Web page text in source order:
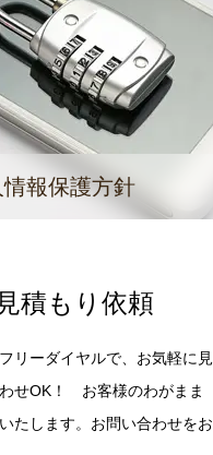
報保護方針
積もり依頼
リーダイヤルで、お気軽に見
せOK！ お客様のわがまま
たします。お問い合わせをお